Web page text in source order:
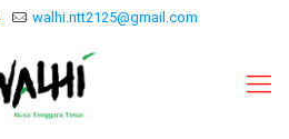
walhi.ntt2125@gmail.com